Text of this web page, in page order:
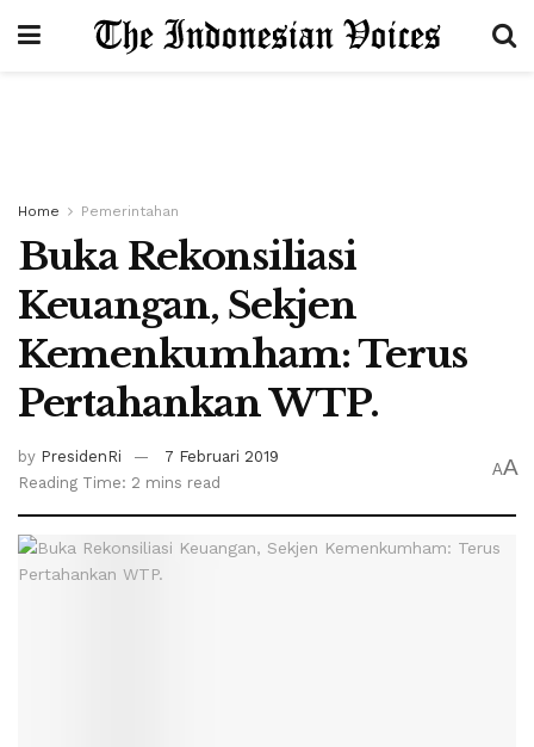
Home Pemerintahan
Buka Rekonsiliasi
Keuangan, Sekjen
Kemenkumham: Terus
Pertahankan WTP.
by PresidenRi
7 Februari 2019
Reading Time: 2 mins read
AA